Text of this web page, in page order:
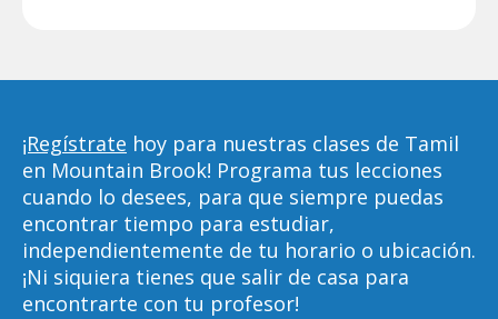
¡Regístrate hoy para nuestras clases de Tamil
en Mountain Brook! Programa tus lecciones
cuando lo desees, para que siempre puedas
encontrar tiempo para estudiar,
independientemente de tu horario o ubicación.
¡Ni siquiera tienes que salir de casa para
encontrarte con tu profesor!